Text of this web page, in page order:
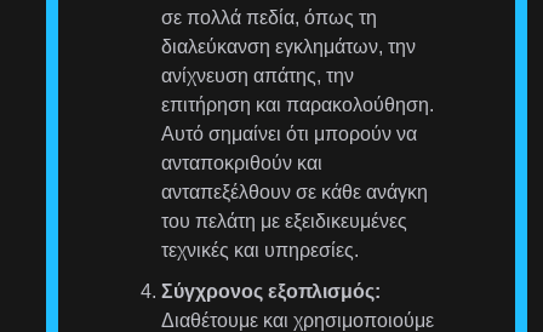
σε πολλά πεδία, όπως τη
διαλεύκανση εγκλημάτων, την
ανίχνευση απάτης, την
επιτήρηση και παρακολούθηση.
Αυτό σημαίνει ότι μπορούν να
ανταποκριθούν και
ανταπεξέλθουν σε κάθε ανάγκη
του πελάτη με εξειδικευμένες
τεχνικές και υπηρεσίες.
Σύγχρονος εξοπλισμός:
Διαθέτουμε και χρησιμοποιούμε